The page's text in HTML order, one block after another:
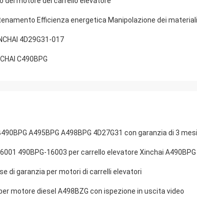
Efficienza energetica Manipolazione dei materiali
4D29G31-017
C490BPG
A495BPG A498BPG 4D27G31 con garanzia di 3 mesi
490BPG-16003 per carrello elevatore Xinchai A490BPG
di garanzia per motori di carrelli elevatori
motore diesel A498BZG con ispezione in uscita video